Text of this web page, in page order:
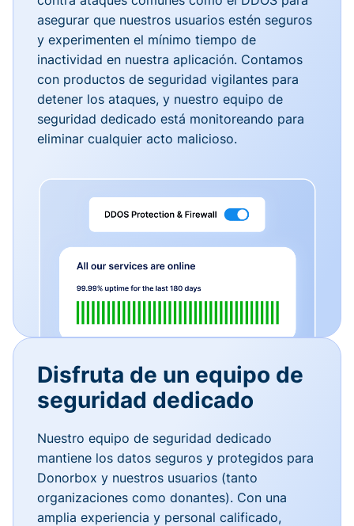
asegurar que nuestros usuarios estén seguros
y experimenten el mínimo tiempo de
inactividad en nuestra aplicación. Contamos
con productos de seguridad vigilantes para
detener los ataques, y nuestro equipo de
seguridad dedicado está monitoreando para
eliminar cualquier acto malicioso.
Disfruta de un equipo de
seguridad dedicado
Nuestro equipo de seguridad dedicado
mantiene los datos seguros y protegidos para
Donorbox y nuestros usuarios (tanto
organizaciones como donantes). Con una
amplia experiencia y personal calificado,